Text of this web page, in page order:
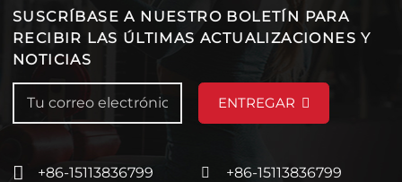
SUSCRÍBASE A NUESTRO BOLETÍN PARA
RECIBIR LAS ÚLTIMAS ACTUALIZACIONES Y
NOTICIAS
ENTREGAR
+86-15113836799 +86-15113836799